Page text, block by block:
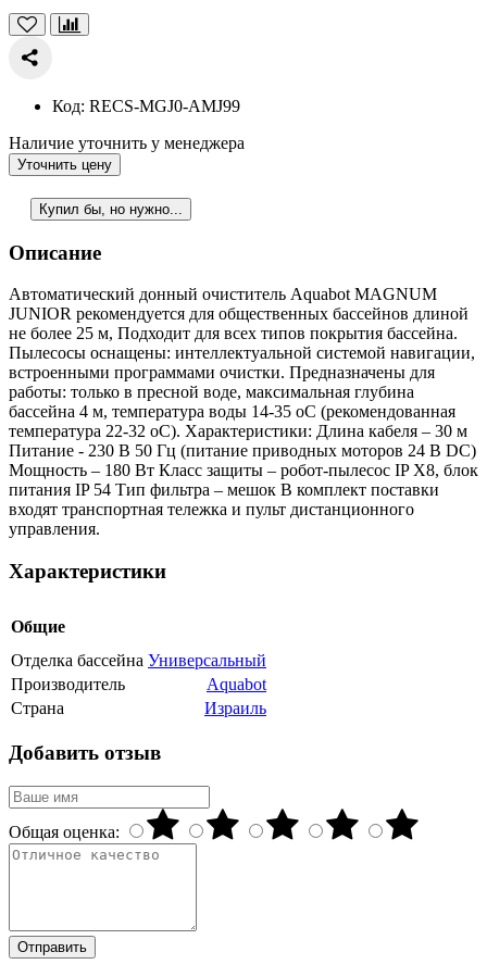
Код: RECS-MGJ0-AMJ99
Наличие уточнить у менеджера
Уточнить цену
Купил бы, но нужно...
Описание
Автоматический донный очиститель Aquabot MAGNUM
JUNIOR рекомендуется для общественных бассейнов длиной
не более 25 м, Подходит для всех типов покрытия бассейна.
Пылесосы оснащены: интеллектуальной системой навигации,
встроенными программами очистки. Предназначены для
работы: только в пресной воде, максимальная глубина
бассейна 4 м, температура воды 14-35 oС (рекомендованная
температура 22-32 oС). Характеристики: Длина кабеля – 30 м
Питание - 230 В 50 Гц (питание приводных моторов 24 В DC)
Мощность – 180 Вт Класс защиты – робот-пылесос IP X8, блок
питания IP 54 Тип фильтра – мешок В комплект поставки
входят транспортная тележка и пульт дистанционного
управления.
Характеристики
Общие
Отделка бассейна Универсальный
Производитель
Aquabot
Страна
Израиль
Добавить отзыв
Общая оценка:
Отправить